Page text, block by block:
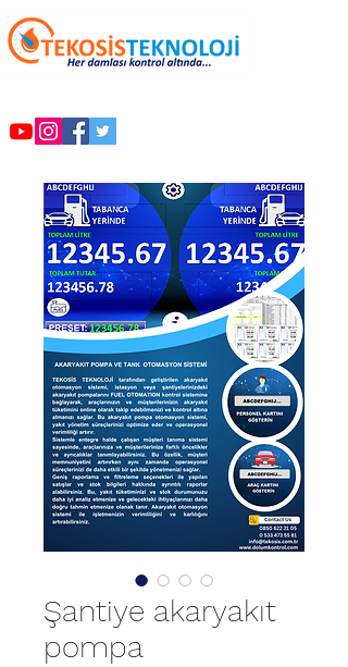
Şantiye akaryakıt
pompa